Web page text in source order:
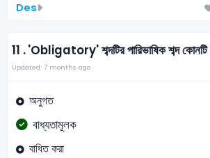
Des
11 .'Obligatory' শব্দটির পারিভাষিক শব্দ
Updated: 7 months ago
অনুগত
বাধ্যতামূলক
বাধিত করা